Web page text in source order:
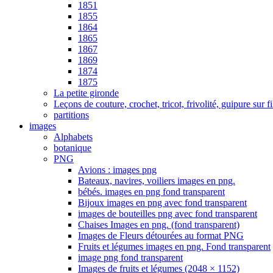
1851
1855
1864
1865
1867
1869
1874
1875
La petite gironde
Leçons de couture, crochet, tricot, frivolité, guipure sur
partitions
images
Alphabets
botanique
PNG
Avions : images png
Bateaux, navires, voiliers images en png.
bébés. images en png fond transparent
Bijoux images en png avec fond transparent
images de bouteilles png avec fond transparent
Chaises Images en png. (fond transparent)
Images de Fleurs détourées au format PNG
Fruits et légumes images en png. Fond transparent
image png fond transparent
Images de fruits et légumes (2048 × 1152)